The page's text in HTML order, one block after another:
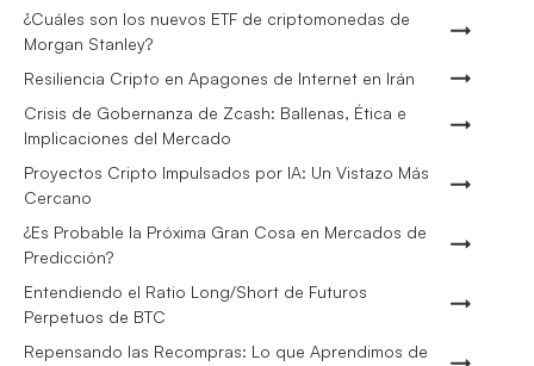
¿Cuáles son los nuevos ETF de criptomonedas de
Morgan Stanley?
Resiliencia Cripto en Apagones de Internet en Irán
Crisis de Gobernanza de Zcash: Ballenas, Ética e
Implicaciones del Mercado
Proyectos Cripto Impulsados por IA: Un Vistazo Más
Cercano
¿Es Probable la Próxima Gran Cosa en Mercados de
Predicción?
Entendiendo el Ratio Long/Short de Futuros
Perpetuos de BTC
Repensando las Recompras: Lo que Aprendimos de